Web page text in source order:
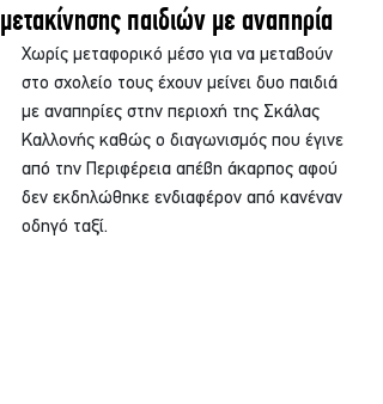
μετακίνησης παιδιών με αναπηρία
Χωρίς μεταφορικό μέσο για να μεταβούν
στο σχολείο τους έχουν μείνει δυο παιδιά
με αναπηρίες στην περιοχή της Σκάλας
Καλλονής καθώς ο διαγωνισμός που έγινε
από την Περιφέρεια απέβη άκαρπος αφού
δεν εκδηλώθηκε ενδιαφέρον από κανέναν
οδηγό ταξί.